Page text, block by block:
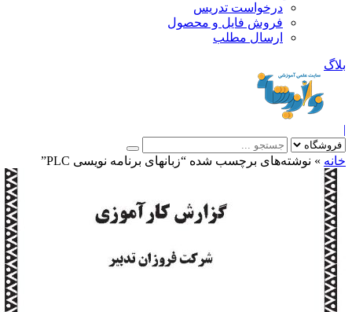
درخواست تدریس
فروش فایل و محصول
ارسال مطلب
»نوشته‌های برچسب شده “زبانهای برنامه نویسی PLC”